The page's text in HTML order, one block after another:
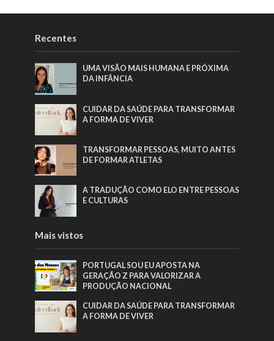
Recentes
UMA VISÃO MAIS HUMANA E PRÓXIMA
DA INFÂNCIA
CUIDAR DA SAÚDE PARA TRANSFORMAR
A FORMA DE VIVER
TRANSFORMAR PESSOAS, MUITO ANTES
DE FORMAR ATLETAS
A TRADUÇÃO COMO ELO ENTRE PESSOAS
E CULTURAS
Mais vistos
PORTUGAL SOU EU APOSTA NA
GERAÇÃO Z PARA VALORIZAR A
PRODUÇÃO NACIONAL
CUIDAR DA SAÚDE PARA TRANSFORMAR
A FORMA DE VIVER